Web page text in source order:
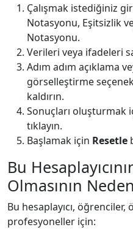
Çalışmak istediğiniz
Notasyonu, Eşitsizlik
Notasyonu.
Verileri veya ifadeleri
Adım adım açıklama
görselleştirme
kaldırın.
Sonuçları oluşturmak
tıklayın.
Başlamak için Resetle
Bu
Olmasının
Bu hesaplayıcı,
profesyoneller için: